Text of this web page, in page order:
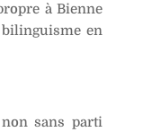
à Bienne
en
sans parti